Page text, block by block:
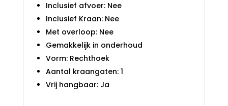
Inclusief afvoer: Nee
Inclusief Kraan: Nee
Met overloop: Nee
Gemakkelijk in onderhoud
Vorm: Rechthoek
Aantal kraangaten: 1
Vrij hangbaar: Ja